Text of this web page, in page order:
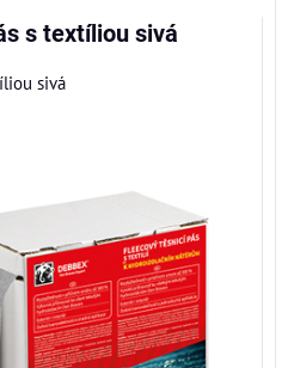
s textíliou sivá
sivá